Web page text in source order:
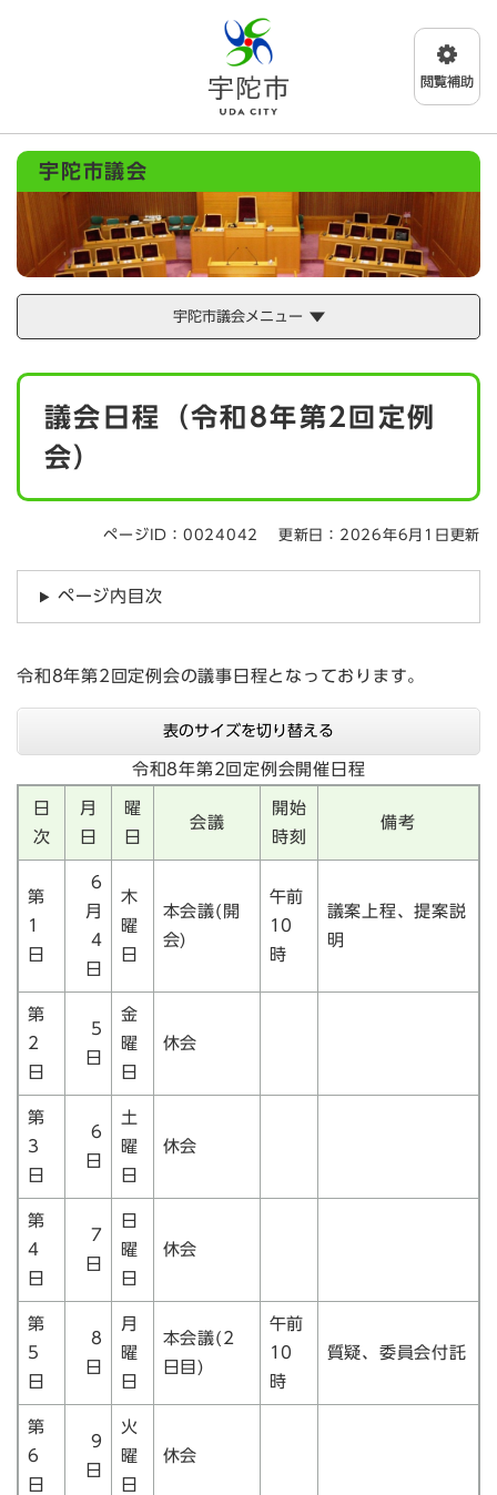
メニューを飛ばして本文へ
宇陀市議会
宇陀市議会メニュー
本
議会日程（令和8年第2回定例
会）
ページID：0024042 更新日：2026年6月1日更新
ページ内目次
令和8年第2回定例会の議事日程となっております。
表のサイズを切り替える
令和8年第2回定例会開催日程
日
次
月
日
曜
日
会議
開始
時刻
備考
第
1
日
6
月
4
日
木
曜
日
本会議(開
会)
午前
10
時
議案上程、提案説
明
第
2
日
5
日
金
曜
日
休会
第
3
日
6
日
土
曜
日
休会
第
4
日
7
日
日
曜
日
休会
第
5
日
8
日
月
曜
日
本会議(2
日目)
午前
10
時
質疑、委員会付託
第
6
日
9
日
火
曜
日
休会